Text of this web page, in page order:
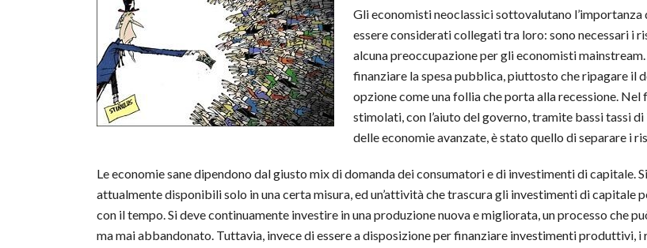
Gli economisti neoclassici sottovalutano
essere considerati collegati tra loro: sono necessari i
alcuna preoccupazione per gli economisti
finanziare la spesa pubblica, piuttosto che ripagare il
opzione come una follia che porta alla recessione.
stimolati, con l’aiuto del governo, tramite bassi tassi
delle economie avanzate, è stato quello di separare i
Le economie sane dipendono dal giusto mix di domanda dei consumatori e di investimenti di capitale.
attualmente disponibili solo in una certa misura, ed un’attività che trascura gli investimenti di capitale
con il tempo. Si deve continuamente investire in una produzione nuova e migliorata, un processo che
ma mai abbandonato. Tuttavia, invece di essere a disposizione per finanziare investimenti